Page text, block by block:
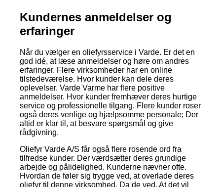
Kundernes anmeldelser og
erfaringer
Når du vælger en oliefyrsservice i Varde. Er det en
god idé, at læse anmeldelser og høre om andres
erfaringer. Flere virksomheder har en online
tilstedeværelse. Hvor kunder kan dele deres
oplevelser. Varde Varme har flere positive
anmeldelser. Hvor kunder fremhæver deres hurtige
service og professionelle tilgang. Flere kunder roser
også deres venlige og hjælpsomme personale; Der
altid er klar til, at besvare spørgsmål og give
rådgivning.
Oliefyr Varde A/S får også flere rosende ord fra
tilfredse kunder. Der værdsætter deres grundige
arbejde og pålidelighed. Kunderne nævner ofte.
Hvordan de føler sig trygge ved, at overlade deres
oliefyr til denne virksomhed. Da de ved. At det vil